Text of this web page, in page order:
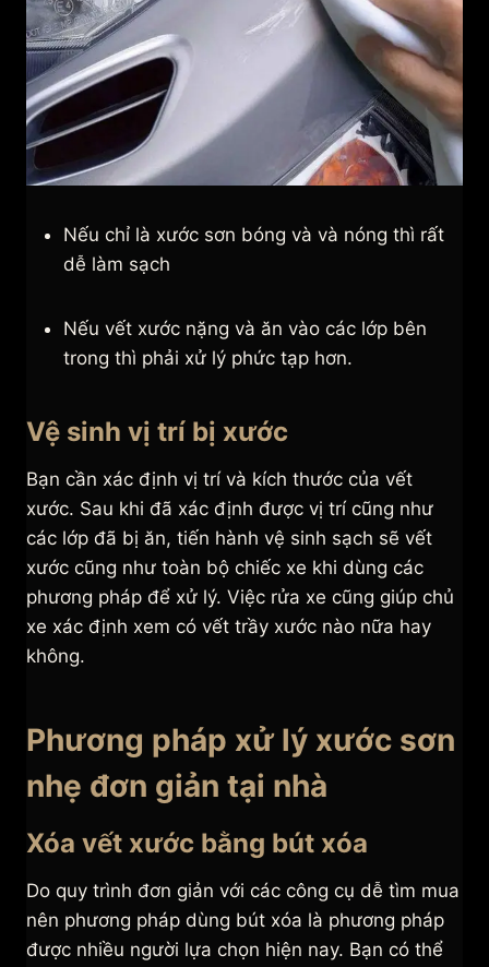
Nếu chỉ là xước sơn bóng và và nóng thì rất
dễ làm sạch
Nếu vết xước nặng và ăn vào các lớp bên
trong thì phải xử lý phức tạp hơn.
Vệ sinh vị trí bị xước
Bạn cần xác định vị trí và kích thước của vết
xước. Sau khi đã xác định được vị trí cũng như
các lớp đã bị ăn, tiến hành vệ sinh sạch sẽ vết
xước cũng như toàn bộ chiếc xe khi dùng các
phương pháp để xử lý. Việc rửa xe cũng giúp chủ
xe xác định xem có vết trầy xước nào nữa hay
không.
Phương pháp xử lý xước sơn
nhẹ đơn giản tại nhà
Xóa vết xước bằng bút xóa
Do quy trình đơn giản với các công cụ dễ tìm mua
nên phương pháp dùng bút xóa là phương pháp
được nhiều người lựa chọn hiện nay. Bạn có thể